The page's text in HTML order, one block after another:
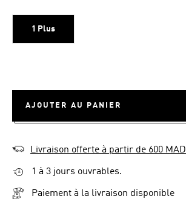
1 Plus
AJOUTER AU PANIER
Livraison offerte à partir de 600 MAD
1 à 3 jours ouvrables.
Paiement à la livraison disponible